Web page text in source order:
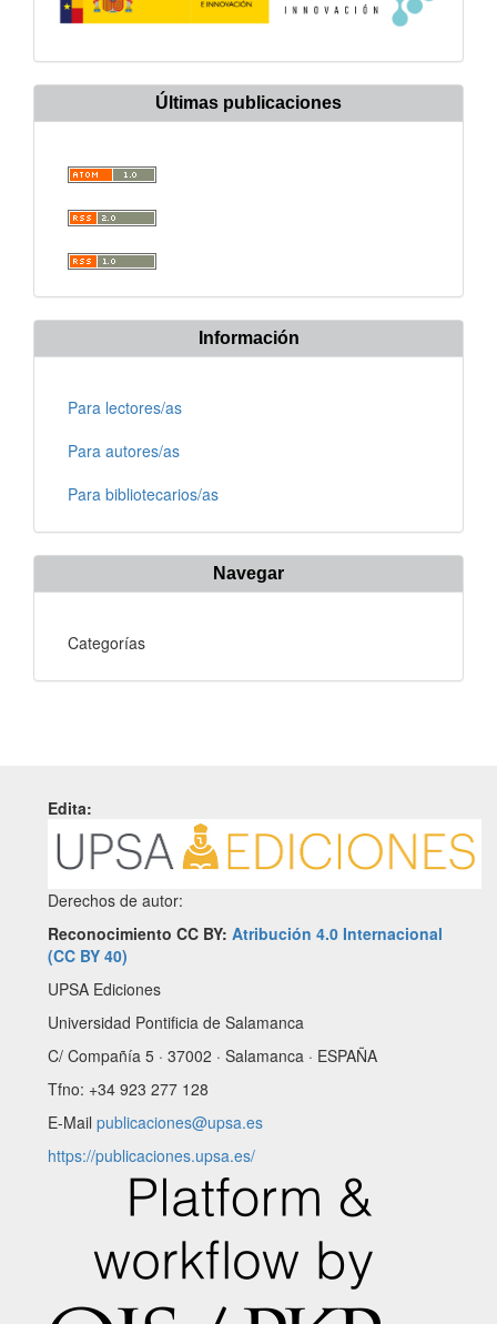
Últimas publicaciones
Información
Para lectores/as
Para autores/as
Para bibliotecarios/as
Navegar
Categorías
Edita:
Derechos de autor:
Reconocimiento CC BY: Atribución 4.0 Internacional
(CC BY 40)
UPSA Ediciones
Universidad Pontificia de Salamanca
C/ Compañía 5 · 37002 · Salamanca · ESPAÑA
Tfno: +34 923 277 128
E-Mail publicaciones@upsa.es
https://publicaciones.upsa.es/